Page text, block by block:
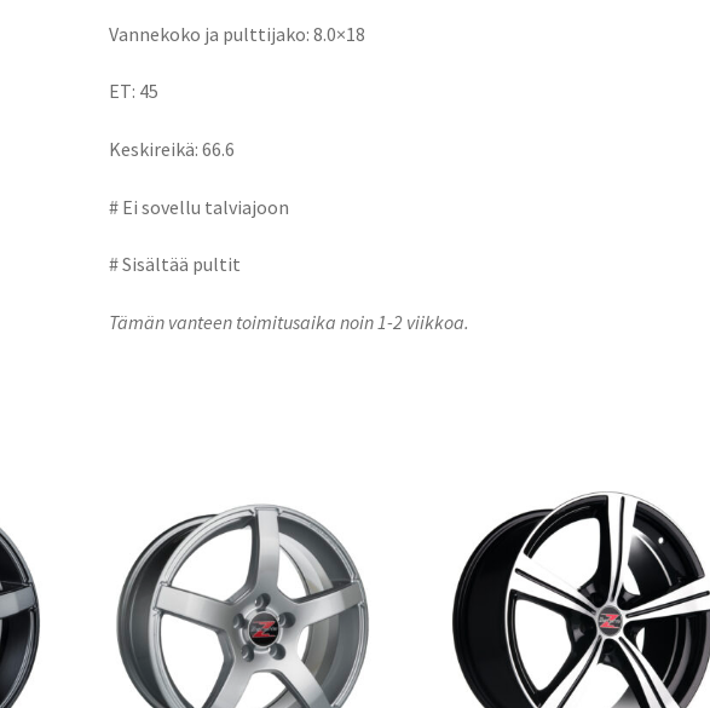
Vannekoko ja pulttijako: 8.0×18
ET: 45
Keskireikä: 66.6
# Ei sovellu talviajoon
# Sisältää pultit
Tämän vanteen toimitusaika noin 1-2 viikkoa.